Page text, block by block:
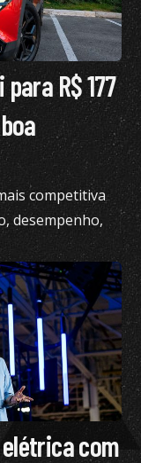
R$ 177
competitiva
desempenho,
com